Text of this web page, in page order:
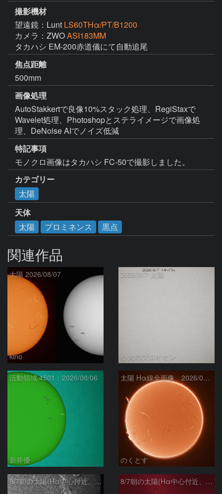
撮影機材
望遠鏡：Lunt LS60THα/PT/B1200
カメラ：ZWOASI183MM
タカハシ EM-200赤道儀にて自動追尾
焦点距離
500mm
画像処理
AutoStakkertで良像10%スタック処理、RegiStaxで
Wavelet処理、Photoshopとステライメージで画像処
理、DeNoise AIでノイズ低減
特記事項
モノクロ画像はタカハシ FC-50で撮影しました。
カテゴリー
太陽
天体
太陽
プロミネンス 黒点
関連作品
太陽 2026/08/07
kino
2026/8/7 太陽
小犬のプロキオン
活動領域 4501：2026/08/06
新井優
太陽 Hα線全面像 2026/08/07
のくとす
8/7朝の太陽(Hα中心付近、4498、4502付近) 8/7朝の太陽(Hα中心付近、プロミネンス)